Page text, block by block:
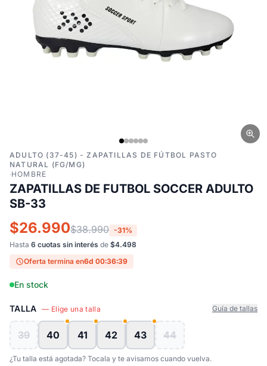
ADULTO (37-45) - ZAPATILLAS DE FÚTBOL PASTO
NATURAL (FG/MG)
·HOMBRE
ZAPATILLAS DE FUTBOL SOCCER ADULTO
SB-33
$26.990$38.990 -31%
Hasta 6 cuotas sin interés de $4.498
Oferta termina en6d 00:36:39
En stock
TALLA — Elige una talla Guía de tallas
39 40 41 42 43 44
¿Tu talla está agotada? Tocala y te avisamos cuando vuelva.